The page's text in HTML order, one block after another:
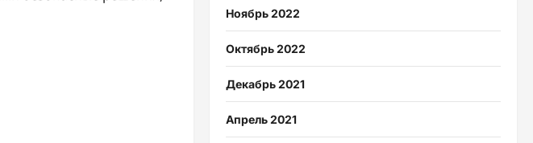
Ноябрь 2022
Октябрь 2022
Декабрь 2021
Апрель 2021